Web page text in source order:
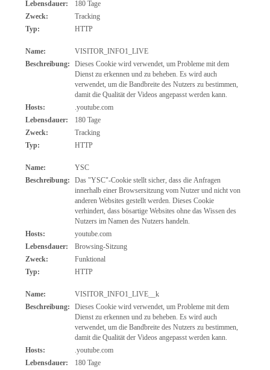
Lebensdauer:
180 Tage
Zweck:
Tracking
Typ:
HTTP
Name:
VISITOR_INFO1_LIVE
Beschreibung:
Dieses Cookie wird verwendet, um Probleme mit dem
Dienst zu erkennen und zu beheben. Es wird auch
verwendet, um die Bandbreite des Nutzers zu bestimmen,
damit die Qualität der Videos angepasst werden kann.
Hosts:
.youtube.com
Lebensdauer:
180 Tage
Zweck:
Tracking
Typ:
HTTP
Name:
YSC
Beschreibung:
Das "YSC"-Cookie stellt sicher, dass die Anfragen
innerhalb einer Browsersitzung vom Nutzer und nicht von
anderen Websites gestellt werden. Dieses Cookie
verhindert, dass bösartige Websites ohne das Wissen des
Nutzers im Namen des Nutzers handeln.
Hosts:
youtube.com
Lebensdauer:
Browsing-Sitzung
Zweck:
Funktional
Typ:
HTTP
Name:
VISITOR_INFO1_LIVE__k
Beschreibung:
Dieses Cookie wird verwendet, um Probleme mit dem
Dienst zu erkennen und zu beheben. Es wird auch
verwendet, um die Bandbreite des Nutzers zu bestimmen,
damit die Qualität der Videos angepasst werden kann.
Hosts:
.youtube.com
Lebensdauer:
180 Tage